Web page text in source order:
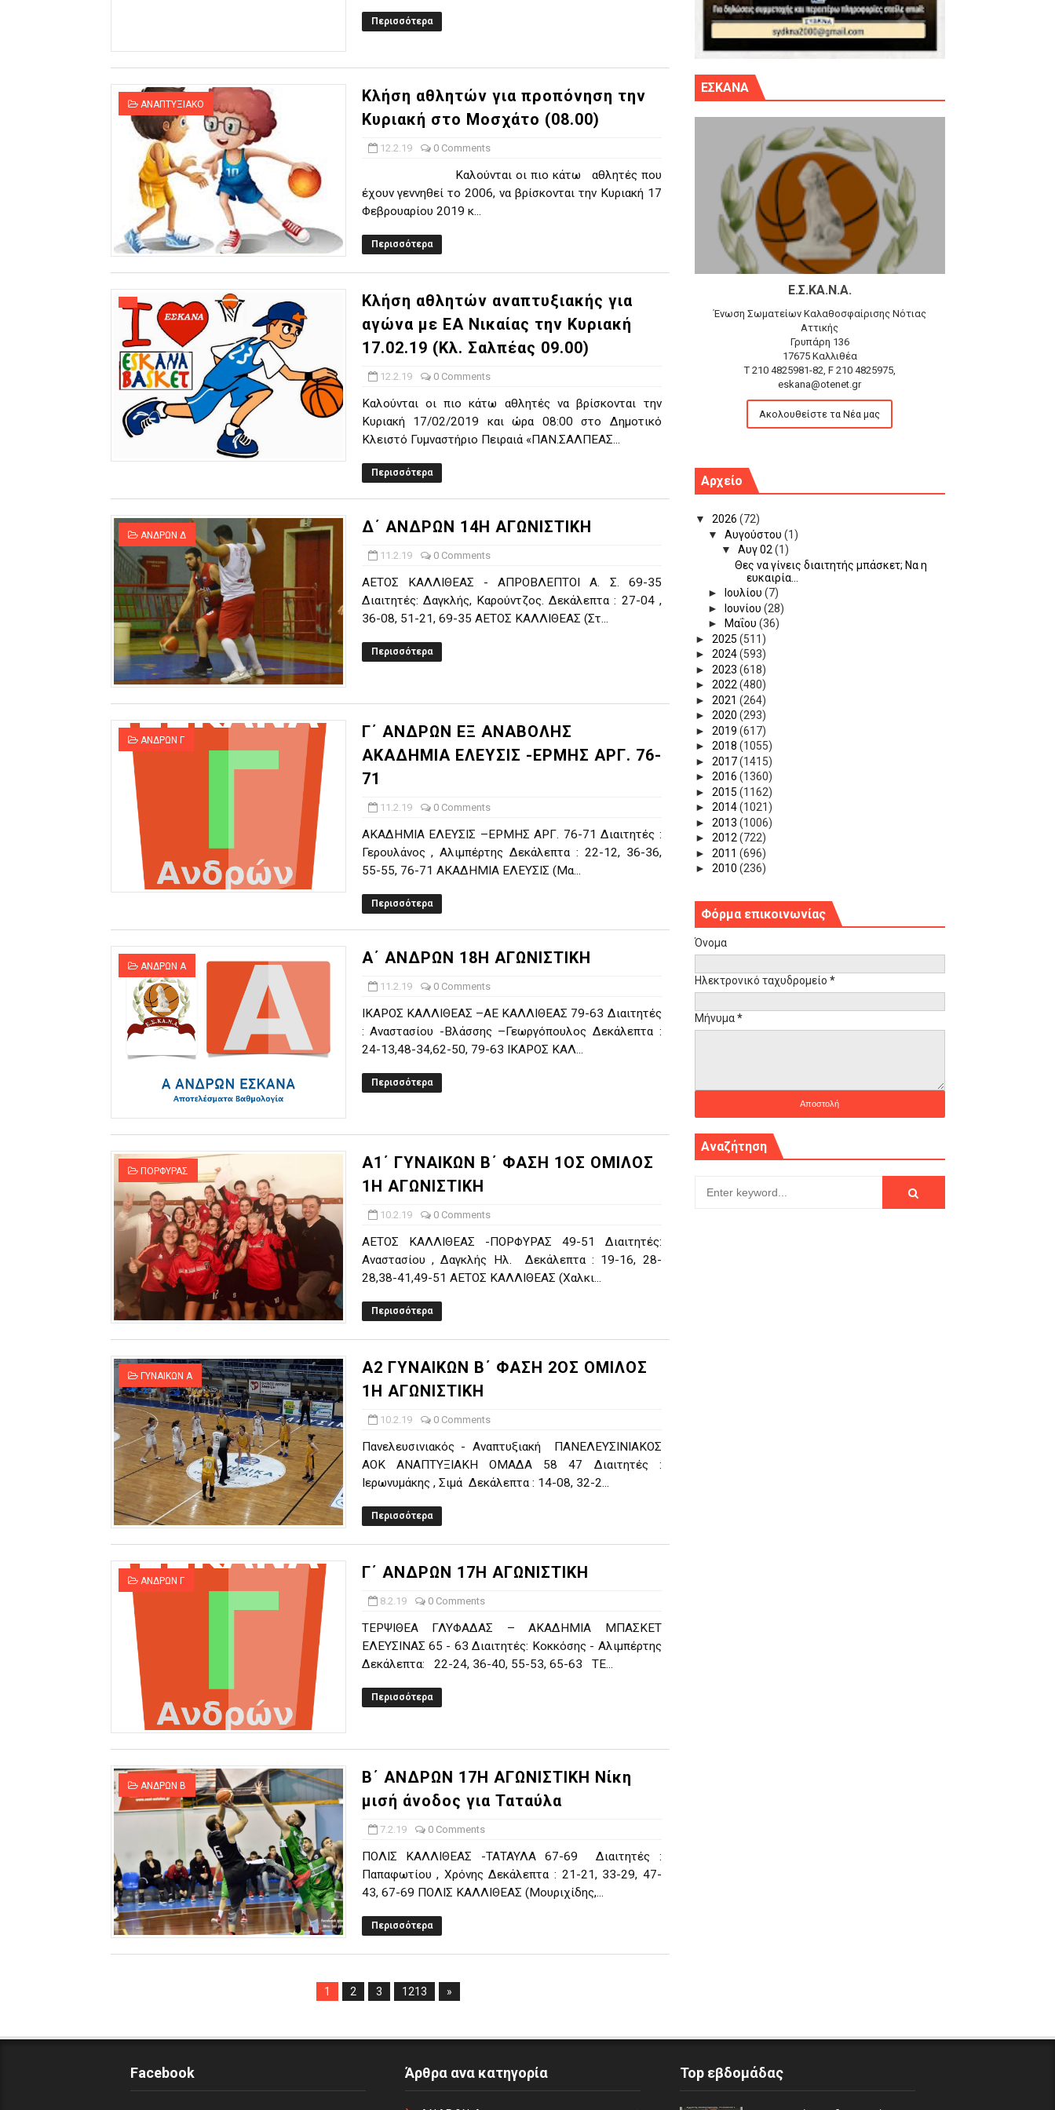
ΧΡΟΝΙΑ ΠΟΛΛΑ ΣΤΟ ΕΛΛΗΝΙΚΟ ΜΠΑΣΚΕΤ : 39Η ΕΠΕΤΕΙΟΣ ΑΠΟ ΤΟ ΕΠΟΣ ΤΟΥ 1987
Ο δρόμος για τον 29ο τελικό κυπέλλου ανδρών ΕΣΚΑΝΑ Μανδραϊκός Προοδευτική στο νέο κλ. Αγίου Δημητρίου την Κυριακή 14.6.26
U21: Τεράστια πρόκριση για τον Πανελευσινιακό στον τελικό αύριο με Αρετσού (το video του αγώνα)
Γ΄ανδρών play offs : "Σκληρό" καρύδι η Φιλία Περάματος έφερε την σειρά στα ίσια (1-1) νίκησε τον Προφήτη Ηλία 78-74 στα Καμίνια
Play off B εφήβων Β φάση Στο f4 ΑΕ Ρέντη, Πέρα , Ερμής Αργυρ. και Δραπετσώνα
Περισσότερα
ΑΝΑΠΤΥΞΙΑΚΟ
Κλήση αθλητών για προπόνηση την
Κυριακή στο Μοσχάτο (08.00)
12.2.19 0 Comments
Καλούνται οι πιο κάτω αθλητές που
έχουν γεννηθεί το 2006, να βρίσκονται την Κυριακή 17
Φεβρουαρίου 2019 κ...
Περισσότερα
Κλήση αθλητών αναπτυξιακής για
αγώνα με ΕΑ Νικαίας την Κυριακή
17.02.19 (Κλ. Σαλπέας 09.00)
12.2.19 0 Comments
Καλούνται οι πιο κάτω αθλητές να βρίσκονται την
Κυριακή 17/02/2019 και ώρα 08:00 στο Δημοτικό
Κλειστό Γυμναστήριο Πειραιά «ΠΑΝ.ΣΑΛΠΕΑΣ...
Περισσότερα
ΑΝΔΡΩΝ Δ Δ΄ ΑΝΔΡΩΝ 14Η ΑΓΩΝΙΣΤΙΚΗ
11.2.19 0 Comments
ΑΕΤΟΣ ΚΑΛΛΙΘΕΑΣ - ΑΠΡΟΒΛΕΠΤΟΙ Α. Σ. 69-35
Διαιτητές: Δαγκλής, Καρούντζος. Δεκάλεπτα : 27-04 ,
36-08, 51-21, 69-35 ΑΕΤΟΣ ΚΑΛΛΙΘΕΑΣ (Στ...
Περισσότερα
ΑΝΔΡΩΝ Γ
Γ΄ ΑΝΔΡΩΝ ΕΞ ΑΝΑΒΟΛΗΣ
ΑΚΑΔΗΜΙΑ ΕΛΕΥΣΙΣ -ΕΡΜΗΣ ΑΡΓ. 76-
71
11.2.19 0 Comments
ΑΚΑΔΗΜΙΑ ΕΛΕΥΣΙΣ –ΕΡΜΗΣ ΑΡΓ. 76-71 Διαιτητές :
Γερουλάνος , Αλιμπέρτης Δεκάλεπτα : 22-12, 36-36,
55-55, 76-71 ΑΚΑΔΗΜΙΑ ΕΛΕΥΣΙΣ (Μα...
Περισσότερα
ΑΝΔΡΩΝ Α Α΄ ΑΝΔΡΩΝ 18Η ΑΓΩΝΙΣΤΙΚΗ
11.2.19 0 Comments
ΙΚΑΡΟΣ ΚΑΛΛΙΘΕΑΣ –ΑΕ ΚΑΛΛΙΘΕΑΣ 79-63 Διαιτητές
: Αναστασίου -Βλάσσης –Γεωργόπουλος Δεκάλεπτα :
24-13,48-34,62-50, 79-63 ΙΚΑΡΟΣ ΚΑΛ...
Περισσότερα
ΠΟΡΦΥΡΑΣ
Α1΄ ΓΥΝΑΙΚΩΝ Β΄ ΦΑΣΗ 1ΟΣ ΟΜΙΛΟΣ
1Η ΑΓΩΝΙΣΤΙΚΗ
10.2.19 0 Comments
ΑΕΤΟΣ ΚΑΛΛΙΘΕΑΣ -ΠΟΡΦΥΡΑΣ 49-51 Διαιτητές:
Αναστασίου , Δαγκλής Ηλ. Δεκάλεπτα : 19-16, 28-
28,38-41,49-51 ΑΕΤΟΣ ΚΑΛΛΙΘΕΑΣ (Χαλκι...
Περισσότερα
ΓΥΝΑΙΚΩΝ Α
Α2 ΓΥΝΑΙΚΩΝ Β΄ ΦΑΣΗ 2ΟΣ ΟΜΙΛΟΣ
1Η ΑΓΩΝΙΣΤΙΚΗ
10.2.19 0 Comments
Πανελευσινιακός - Αναπτυξιακή ΠΑΝΕΛΕΥΣΙΝΙΑΚΟΣ
ΑΟΚ ΑΝΑΠΤΥΞΙΑΚΗ ΟΜΑΔΑ 58 47 Διαιτητές :
Ιερωνυμάκης , Σιμά Δεκάλεπτα : 14-08, 32-2...
Περισσότερα
ΑΝΔΡΩΝ Γ Γ΄ ΑΝΔΡΩΝ 17Η ΑΓΩΝΙΣΤΙΚΗ
8.2.19 0 Comments
ΤΕΡΨΙΘΕΑ ΓΛΥΦΑΔΑΣ – ΑΚΑΔΗΜΙΑ ΜΠΑΣΚΕΤ
ΕΛΕΥΣΙΝΑΣ 65 - 63 Διαιτητές: Κοκκόσης - Αλιμπέρτης
Δεκάλεπτα: 22-24, 36-40, 55-53, 65-63 ΤΕ...
Περισσότερα
ΑΝΔΡΩΝ Β
Β΄ ΑΝΔΡΩΝ 17Η ΑΓΩΝΙΣΤΙΚΗ Νίκη
μισή άνοδος για Ταταύλα
7.2.19 0 Comments
ΠΟΛΙΣ ΚΑΛΛΙΘΕΑΣ -ΤΑΤΑΥΛΑ 67-69 Διαιτητές :
Παπαφωτίου , Χρόνης Δεκάλεπτα : 21-21, 33-29, 47-
43, 67-69 ΠΟΛΙΣ ΚΑΛΛΙΘΕΑΣ (Μουριχίδης,...
Περισσότερα
1 2 3 1213 »
ΕΣΚΑΝΑ
Ε.Σ.ΚΑ.Ν.Α.
Ένωση Σωματείων Καλαθοσφαίρισης Νότιας
Αττικής
Γρυπάρη 136
17675 Καλλιθέα
T 210 4825981-82, F 210 4825975,
eskana@otenet.gr
Ακολουθείστε τα Νέα μας
Αρχείο
▼ 2026 (72)
▼Αυγούστου(1)
▼Αυγ 02(1)
Θες να γίνεις διαιτητής μπάσκετ; Να η
ευκαιρία...
►
Ιουλίου(7)
►
Ιουνίου(28)
► Μαΐου(36)
► 2025 (511)
► 2024(593)
► 2023 (618)
► 2022(480)
► 2021 (264)
► 2020 (293)
► 2019 (617)
► 2018 (1055)
► 2017(1415)
► 2016 (1360)
► 2015 (1162)
► 2014(1021)
► 2013 (1006)
► 2012(722)
► 2011 (696)
► 2010 (236)
Φόρμα επικοινωνίας
Όνομα
Ηλεκτρονικό ταχυδρομείο *
Μήνυμα*
Αναζήτηση
Facebook Άρθρα ανα κατηγορία Top εβδομάδας